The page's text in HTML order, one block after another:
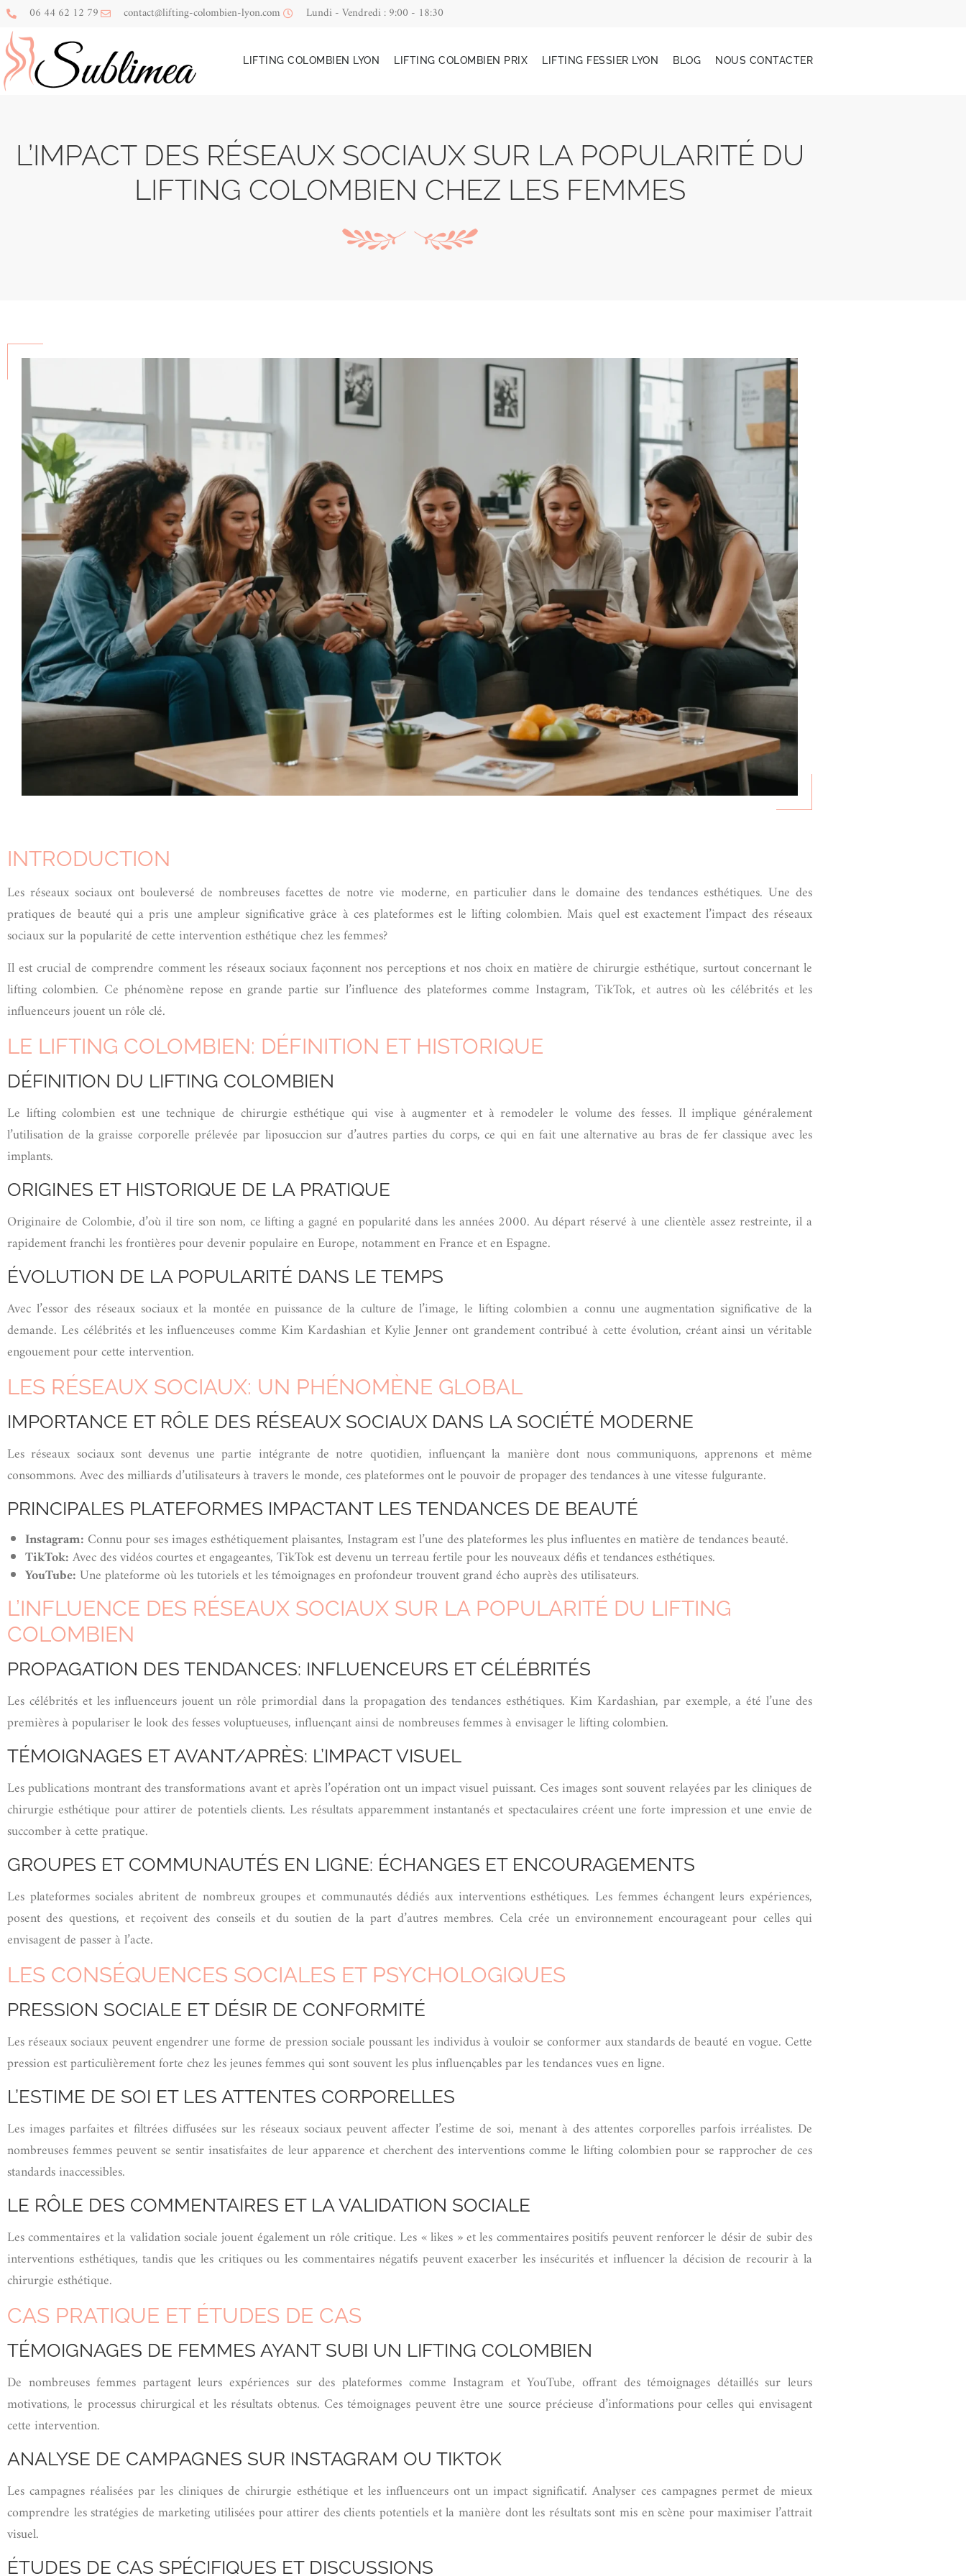
06 44 62 12 79 contact@lifting-colombien-lyon.com Lundi - Vendredi : 9:00 - 18:30
LIFTING COLOMBIEN LYON LIFTING COLOMBIEN PRIX LIFTING FESSIER LYON BLOG NOUS CONTACTER
L’IMPACT DES RÉSEAUX SOCIAUX SUR LA POPULARITÉ DU
LIFTING COLOMBIEN CHEZ LES FEMMES
INTRODUCTION
Les réseaux sociaux ont bouleversé de nombreuses facettes de notre vie moderne, en particulier dans le domaine des tendances esthétiques. Une des
pratiques de beauté qui a pris une ampleur significative grâce à ces plateformes est le lifting colombien. Mais quel est exactement l’impact des réseaux
sociaux sur la popularité de cette intervention esthétique chez les femmes?
Il est crucial de comprendre comment les réseaux sociaux façonnent nos perceptions et nos choix en matière de chirurgie esthétique, surtout concernant le
lifting colombien. Ce phénomène repose en grande partie sur l’influence des plateformes comme Instagram, TikTok, et autres où les célébrités et les
influenceurs jouent un rôle clé.
LE LIFTING COLOMBIEN: DÉFINITION ET HISTORIQUE
DÉFINITION DU LIFTING COLOMBIEN
Le lifting colombien est une technique de chirurgie esthétique qui vise à augmenter et à remodeler le volume des fesses. Il implique généralement
l’utilisation de la graisse corporelle prélevée par liposuccion sur d’autres parties du corps, ce qui en fait une alternative au bras de fer classique avec les
implants.
ORIGINES ET HISTORIQUE DE LA PRATIQUE
Originaire de Colombie, d’où il tire son nom, ce lifting a gagné en popularité dans les années 2000. Au départ réservé à une clientèle assez restreinte, il a
rapidement franchi les frontières pour devenir populaire en Europe, notamment en France et en Espagne.
ÉVOLUTION DE LA POPULARITÉ DANS LE TEMPS
Avec l’essor des réseaux sociaux et la montée en puissance de la culture de l’image, le lifting colombien a connu une augmentation significative de la
demande. Les célébrités et les influenceuses comme Kim Kardashian et Kylie Jenner ont grandement contribué à cette évolution, créant ainsi un véritable
engouement pour cette intervention.
LES RÉSEAUX SOCIAUX: UN PHÉNOMÈNE GLOBAL
IMPORTANCE ET RÔLE DES RÉSEAUX SOCIAUX DANS LA SOCIÉTÉ MODERNE
Les réseaux sociaux sont devenus une partie intégrante de notre quotidien, influençant la manière dont nous communiquons, apprenons et même
consommons. Avec des milliards d’utilisateurs à travers le monde, ces plateformes ont le pouvoir de propager des tendances à une vitesse fulgurante.
PRINCIPALES PLATEFORMES IMPACTANT LES TENDANCES DE BEAUTÉ
Instagram: Connu pour ses images esthétiquement plaisantes, Instagram est l’une des plateformes les plus influentes en matière de tendances beauté.
TikTok:Avec des vidéos courtes et engageantes, TikTok est devenu un terreau fertile pour les nouveaux défis et tendances esthétiques.
YouTube:Une plateforme où les tutoriels et les témoignages en profondeur trouvent grand écho auprès des utilisateurs.
L’INFLUENCE DES RÉSEAUX SOCIAUX SUR LA POPULARITÉ DU LIFTING
COLOMBIEN
PROPAGATION DES TENDANCES: INFLUENCEURS ET CÉLÉBRITÉS
Les célébrités et les influenceurs jouent un rôle primordial dans la propagation des tendances esthétiques. Kim Kardashian, par exemple, a été l’une des
premières à populariser le look des fesses voluptueuses, influençant ainsi de nombreuses femmes à envisager le lifting colombien.
TÉMOIGNAGES ET AVANT/APRÈS: L’IMPACT VISUEL
Les publications montrant des transformations avant et après l’opération ont un impact visuel puissant. Ces images sont souvent relayées par les cliniques de
chirurgie esthétique pour attirer de potentiels clients. Les résultats apparemment instantanés et spectaculaires créent une forte impression et une envie de
succomber à cette pratique.
GROUPES ET COMMUNAUTÉS EN LIGNE: ÉCHANGES ET ENCOURAGEMENTS
Les plateformes sociales abritent de nombreux groupes et communautés dédiés aux interventions esthétiques. Les femmes échangent leurs expériences,
posent des questions, et reçoivent des conseils et du soutien de la part d’autres membres. Cela crée un environnement encourageant pour celles qui
envisagent de passer à l’acte.
LES CONSÉQUENCES SOCIALES ET PSYCHOLOGIQUES
PRESSION SOCIALE ET DÉSIR DE CONFORMITÉ
Les réseaux sociaux peuvent engendrer une forme de pression sociale poussant les individus à vouloir se conformer aux standards de beauté en vogue. Cette
pression est particulièrement forte chez les jeunes femmes qui sont souvent les plus influençables par les tendances vues en ligne.
L’ESTIME DE SOI ET LES ATTENTES CORPORELLES
Les images parfaites et filtrées diffusées sur les réseaux sociaux peuvent affecter l’estime de soi, menant à des attentes corporelles parfois irréalistes. De
nombreuses femmes peuvent se sentir insatisfaites de leur apparence et cherchent des interventions comme le lifting colombien pour se rapprocher de ces
standards inaccessibles.
LE RÔLE DES COMMENTAIRES ET LA VALIDATION SOCIALE
Les commentaires et la validation sociale jouent également un rôle critique. Les « likes » et les commentaires positifs peuvent renforcer le désir de subir des
interventions esthétiques, tandis que les critiques ou les commentaires négatifs peuvent exacerber les insécurités et influencer la décision de recourir à la
chirurgie esthétique.
CAS PRATIQUE ET ÉTUDES DE CAS
TÉMOIGNAGES DE FEMMES AYANT SUBI UN LIFTING COLOMBIEN
De nombreuses femmes partagent leurs expériences sur des plateformes comme Instagram et YouTube, offrant des témoignages détaillés sur leurs
motivations, le processus chirurgical et les résultats obtenus. Ces témoignages peuvent être une source précieuse d’informations pour celles qui envisagent
cette intervention.
ANALYSE DE CAMPAGNES SUR INSTAGRAM OU TIKTOK
Les campagnes réalisées par les cliniques de chirurgie esthétique et les influenceurs ont un impact significatif. Analyser ces campagnes permet de mieux
comprendre les stratégies de marketing utilisées pour attirer des clients potentiels et la manière dont les résultats sont mis en scène pour maximiser l’attrait
visuel.
ÉTUDES DE CAS SPÉCIFIQUES ET DISCUSSIONS